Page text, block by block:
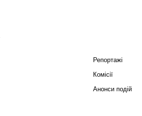
Репортажі
Комісії
Анонси подій